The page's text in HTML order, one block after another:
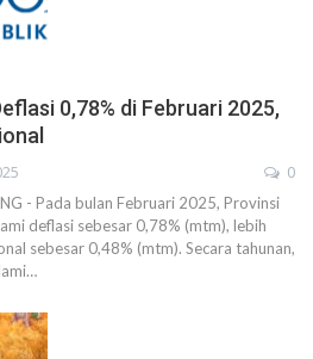
0,78% di Februari 2025,
0
- Pada bulan Februari 2025, Provinsi
deflasi sebesar 0,78% (mtm), lebih
sebesar 0,48% (mtm). Secara tahunan,